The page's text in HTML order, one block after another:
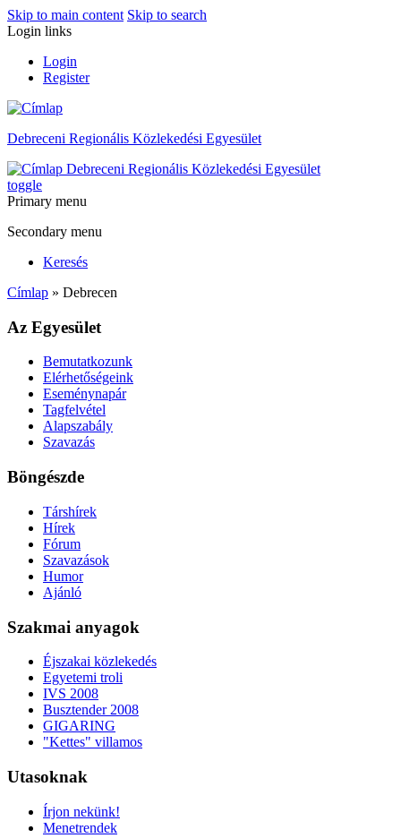
Skip to main content Skip to search
Login links
Login
Register
Debreceni Regionális Közlekedési Egyesület
Debreceni Regionális Közlekedési Egyesület
toggle
Primary menu
Secondary menu
Keresés
Címlap » Debrecen
Az Egyesület
Bemutatkozunk
Elérhetőségeink
Eseménynapár
Tagfelvétel
Alapszabály
Szavazás
Böngészde
Társhírek
Hírek
Fórum
Szavazások
Humor
Ajánló
Szakmai anyagok
Éjszakai közlekedés
Egyetemi troli
IVS 2008
Busztender 2008
GIGARING
"Kettes" villamos
Utasoknak
Írjon nekünk!
Menetrendek